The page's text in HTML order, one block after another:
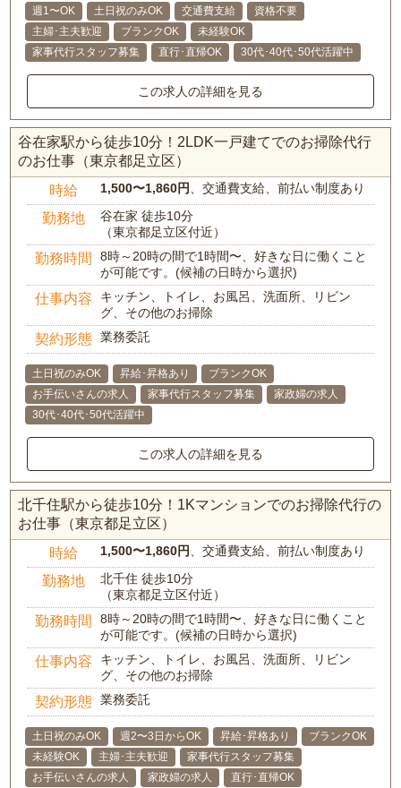
週1〜OK 土日祝のみOK 交通費支給
資格不要
主婦･主夫歓迎
ブランクOK
未経験OK
家事代行スタッフ募集
直行･直帰OK 30代･40代･50代活躍中
この求人の詳細を見る
谷在家駅から徒歩10分！2LDK一戸建てでのお掃除代行
のお仕事（東京都足立区）
時給 1,500〜1,860円 、交通費支給、前払い制度あり
勤務地
谷在家 徒歩10分
（東京都足立区付近）
勤務時間
8時～20時の間で1時間〜、好きな日に働くこと
が可能です。(候補の日時から選択)
仕事内容
キッチン、トイレ、お風呂、洗面所、リビン
グ、その他のお掃除
契約形態 業務委託
土日祝のみOK 昇給･昇格あり
ブランクOK
お手伝いさんの求人
家事代行スタッフ募集
家政婦の求人
30代･40代･50代活躍中
この求人の詳細を見る
北千住駅から徒歩10分！1Kマンションでのお掃除代行の
お仕事（東京都足立区）
時給 1,500〜1,860円 、交通費支給、前払い制度あり
勤務地
北千住 徒歩10分
（東京都足立区付近）
勤務時間
8時～20時の間で1時間〜、好きな日に働くこと
が可能です。(候補の日時から選択)
仕事内容
キッチン、トイレ、お風呂、洗面所、リビン
グ、その他のお掃除
契約形態 業務委託
土日祝のみOK 週2〜3日からOK 昇給･昇格あり
ブランクOK
未経験OK
主婦･主夫歓迎
家事代行スタッフ募集
お手伝いさんの求人
家政婦の求人 直行･直帰OK